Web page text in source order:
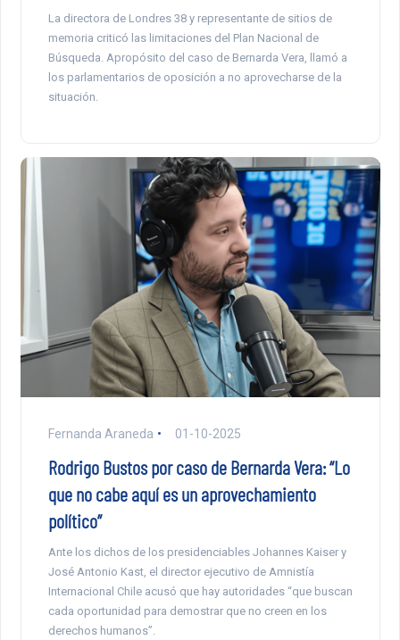
La directora de Londres 38 y representante de sitios de
memoria criticó las limitaciones del Plan Nacional de
Búsqueda. Apropósito del caso de Bernarda Vera, llamó a
los parlamentarios de oposición a no aprovecharse de la
situación.
Fernanda Araneda 01-10-2025
Rodrigo Bustos por caso de Bernarda Vera: “Lo
que no cabe aquí es un aprovechamiento
político”
Ante los dichos de los presidenciables Johannes Kaiser y
José Antonio Kast, el director ejecutivo de Amnistía
Internacional Chile acusó que hay autoridades “que buscan
cada oportunidad para demostrar que no creen en los
derechos humanos”.